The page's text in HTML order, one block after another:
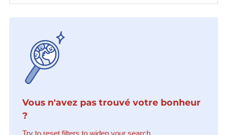
Vous n'avez pas trouvé votre bonheur
?